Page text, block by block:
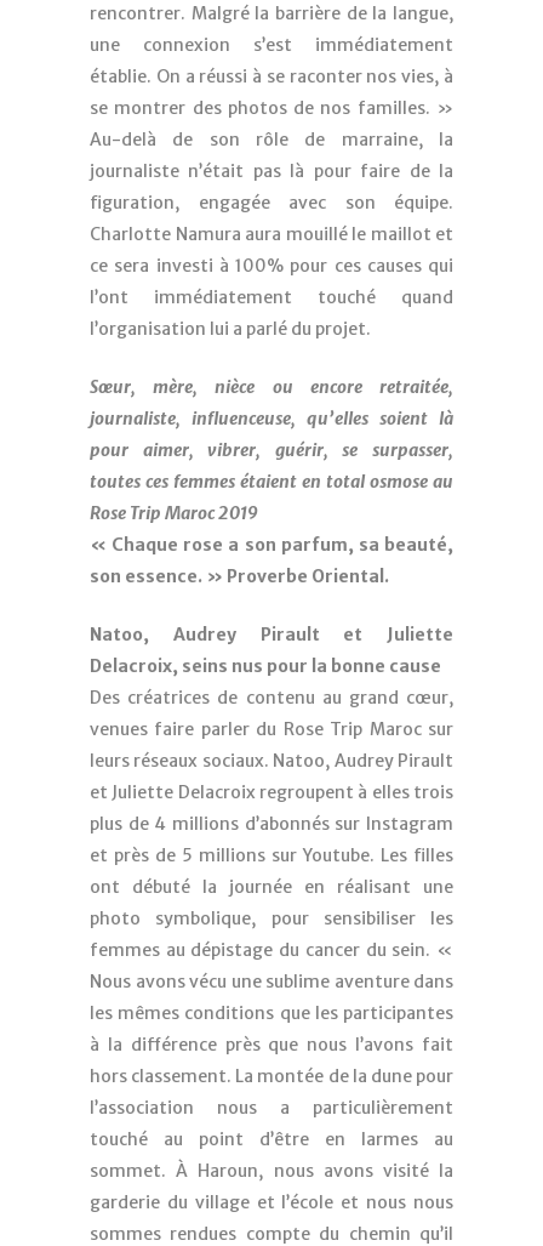
rencontrer. Malgré la barrière de la langue,
une connexion s’est immédiatement
établie. On a réussi à se raconter nos vies, à
se montrer des photos de nos familles. »
Au-delà de son rôle de marraine, la
journaliste n’était pas là pour faire de la
figuration, engagée avec son équipe.
Charlotte Namura aura mouillé le maillot et
ce sera investi à 100% pour ces causes qui
l’ont immédiatement touché quand
l’organisation lui a parlé du projet.
Sœur, mère, nièce ou encore retraitée,
journaliste, influenceuse, qu’elles soient là
pour aimer, vibrer, guérir, se surpasser,
toutes ces femmes étaient en total osmose au
Rose Trip Maroc 2019
« Chaque rose a son parfum, sa beauté,
son essence. » Proverbe Oriental.
Natoo, Audrey Pirault et Juliette
Delacroix, seins nus pour la bonne cause
Des créatrices de contenu au grand cœur,
venues faire parler du Rose Trip Maroc sur
leurs réseaux sociaux. Natoo, Audrey Pirault
et Juliette Delacroix regroupent à elles trois
plus de 4 millions d’abonnés sur Instagram
et près de 5 millions sur Youtube. Les filles
ont débuté la journée en réalisant une
photo symbolique, pour sensibiliser les
femmes au dépistage du cancer du sein. «
Nous avons vécu une sublime aventure dans
les mêmes conditions que les participantes
à la différence près que nous l’avons fait
hors classement. La montée de la dune pour
l’association nous a particulièrement
touché au point d’être en larmes au
sommet. À Haroun, nous avons visité la
garderie du village et l’école et nous nous
sommes rendues compte du chemin qu’il